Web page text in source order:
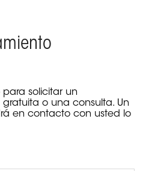
solicitar un
gratuita o una consulta. Un
en contacto con usted lo